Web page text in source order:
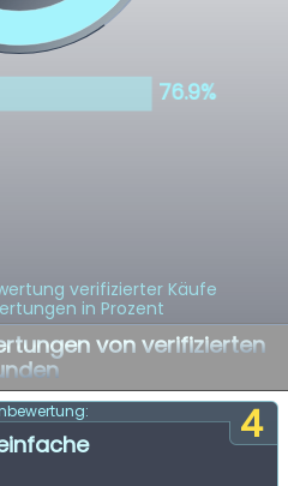
verifizierter Käufe
in Prozent
von verifizierten
4